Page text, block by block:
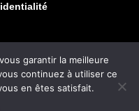
par Odace France
garantir la meilleure
continuez à utiliser ce
en êtes satisfait.